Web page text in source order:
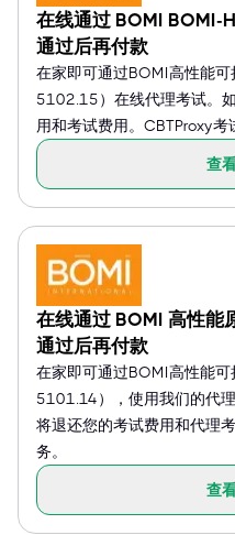
在线通过 BOMI BOMI-
通过后再付款
在家即可通过BOMI高性能
5102.15）在线代理考试。
用和考试费用。CBTProxy考
查
在线通过 BOMI 高性能
通过后再付款
在家即可通过BOMI高性能
5101.14），使用我们的代
将退还您的考试费用和代理
务。
查